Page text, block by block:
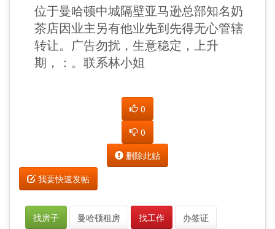
位于曼哈顿中城隔壁亚马逊总部知名奶
茶店因业主另有他业先到先得无心管辖
转让。广告勿扰，生意稳定，上升
期，：。联系林小姐
0
0
删除此贴
我要快速发帖
找房子 曼哈顿租房 找工作
办签证